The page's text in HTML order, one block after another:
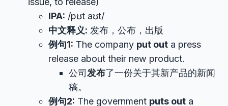
IPA: /pʊt aʊt/
中文释义: 发布，公布，出版
例句1: The company put out a press
release about their new product.
公司发布了一份关于其新产品的新闻
稿。
例句2: The government puts out a